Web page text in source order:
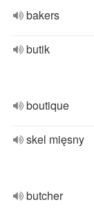
bakers
butik
boutique
skel mięsny
butcher